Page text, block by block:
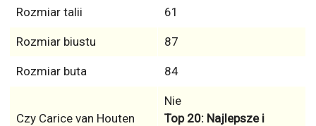
Rozmiar talii 61
Rozmiar biustu 87
Rozmiar buta 84
Czy Carice van Houten
Nie
Top 20: Najlepsze i